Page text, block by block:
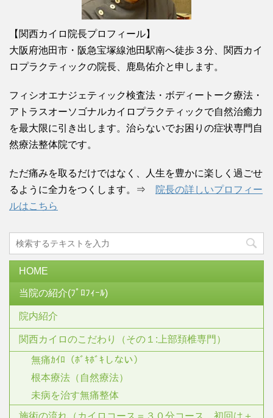
【関西カイロ院長プロフィール】
大阪府池田市・阪急宝塚線池田駅南へ徒歩３分、関西カイ
ロプラクティックの院長、鹿島佑介と申します。
フィシオエナジェティック検査法・ボディートーク療法・
アトラスオーソゴナルカイロプラクティックで自然治癒力
を最大限に引き出します。治らないでお困りの症状専門自
然療法整体院です。
ただ痛みを取るだけではなく、人生を豊かに楽しく過ごせ
るように全力をつくします。⇒
院長の詳しいプロフィー
ルはこちら
HOME
当院の紹介(ﾌﾟﾛﾌｨｰﾙ)
院内紹介
関西カイロのこだわり（その１:上部頚椎専門）
無痛ｶｲﾛ（ﾎﾞｷﾎﾞｷしない）
根本療法（自然療法）
未病を治す無痛整体